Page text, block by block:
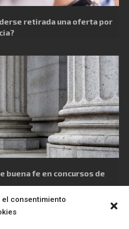
el consentimiento
retirada una oferta por
buena fe en concursos de